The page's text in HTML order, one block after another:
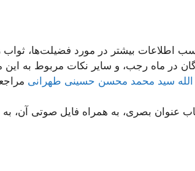
اطلاعات بیشتر در مورد فضیلت‌ها، ثواب
در ماه رجب، و سایر نکات مربوط به این
الله سید محمد محسن حسینی طهرانی
عنوان بصری، به همراه فایل صوتی آن، به